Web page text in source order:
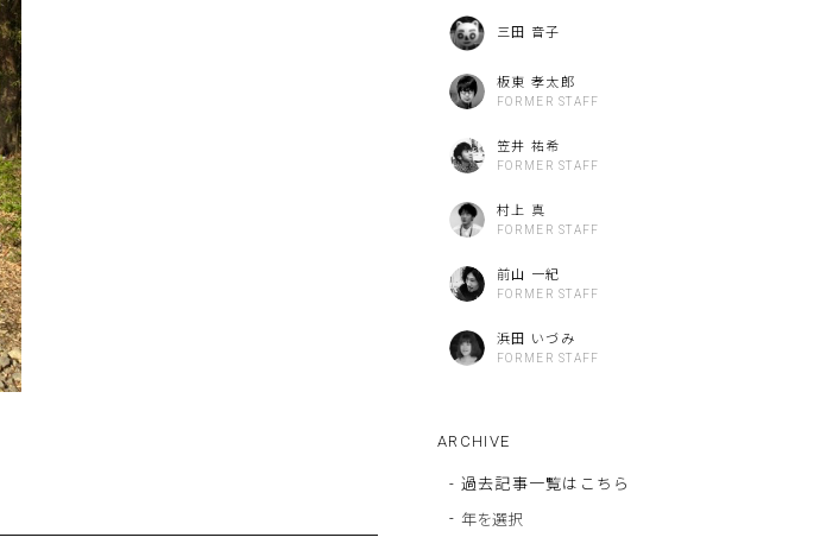
三田 音子
板東 孝太郎
FORMER STAFF
笠井 祐希
FORMER STAFF
村上 真
FORMER STAFF
前山 一紀
FORMER STAFF
浜田 いづみ
FORMER STAFF
ARCHIVE
- 過去記事一覧はこちら
-